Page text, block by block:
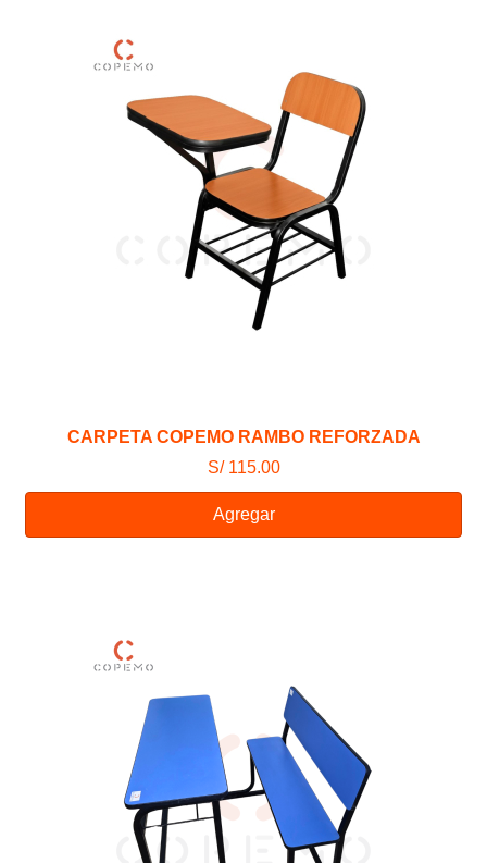
CARPETA COPEMO RAMBO REFORZADA
S/ 115.00
Agregar